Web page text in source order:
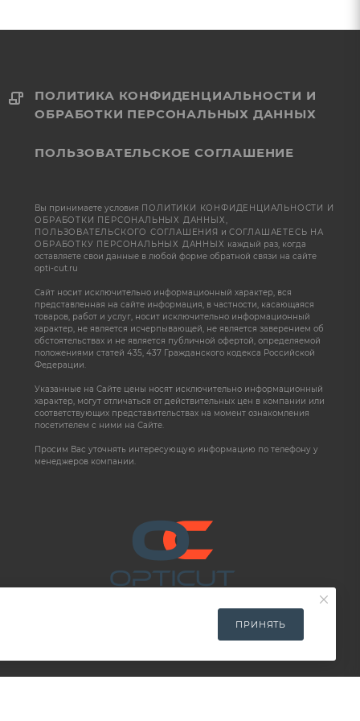
ПОЛИТИКА КОНФИДЕНЦИАЛЬНОСТИ И
ОБРАБОТКИ ПЕРСОНАЛЬНЫХ ДАННЫХ
ПОЛЬЗОВАТЕЛЬСКОЕ СОГЛАШЕНИЕ
Вы принимаете условия ПОЛИТИКИ КОНФИДЕНЦИАЛЬНОСТИ И
ОБРАБОТКИ ПЕРСОНАЛЬНЫХ ДАННЫХ,
ПОЛЬЗОВАТЕЛЬСКОГО СОГЛАШЕНИЯ и СОГЛАШАЕТЕСЬ НА
ОБРАБОТКУ ПЕРСОНАЛЬНЫХ ДАННЫХ каждый раз, когда
оставляете свои данные в любой форме обратной связи на сайте
opti-cut.ru
Сайт носит исключительно информационный характер, вся
представленная на сайте информация, в частности, касающаяся
товаров, работ и услуг, носит исключительно информационный
характер, не является исчерпывающей, не является заверением об
обстоятельствах и не является публичной офертой, определяемой
положениями статей 435, 437 Гражданского кодекса Российской
Федерации.
Указанные на Сайте цены носят исключительно информационный
характер, могут отличаться от действительных цен в компании или
соответствующих представительствах на момент ознакомления
посетителем с ними на Сайте.
Просим Вас уточнять интересующую информацию по телефону у
менеджеров компании.
ПРИНЯТЬ